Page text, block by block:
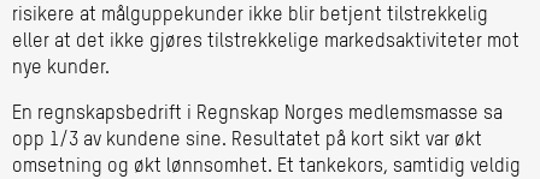
risikere at målguppekunder ikke blir betjent tilstrekkelig
eller at det ikke gjøres tilstrekkelige markedsaktiviteter mot
nye kunder.
En regnskapsbedrift i Regnskap Norges medlemsmasse sa
opp 1/3 av kundene sine. Resultatet på kort sikt var økt
omsetning og økt lønnsomhet. Et tankekors, samtidig veldig